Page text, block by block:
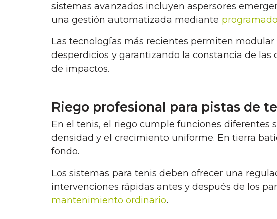
sistemas avanzados incluyen aspersores
una gestión automatizada mediante
Las tecnologías más recientes permiten
desperdicios y garantizando la constancia de
de impactos.
Riego profesional para pistas de
En el tenis, el riego cumple funciones diferentes
densidad y el crecimiento uniforme. En tierra
fondo.
Los sistemas para tenis deben ofrecer una
intervenciones rápidas antes y después de los
mantenimiento ordinario.